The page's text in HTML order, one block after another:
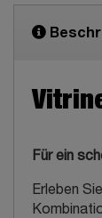
Für ein
Erleben